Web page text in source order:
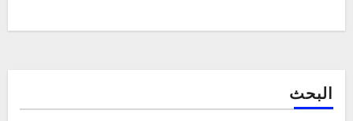
البحث